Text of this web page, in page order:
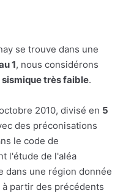
se trouve dans une
1, nous considérons
sismique très faible.
2010, divisé en 5
des préconisations
le code de
l'étude de l'aléa
dans une région donnée
partir des précédents